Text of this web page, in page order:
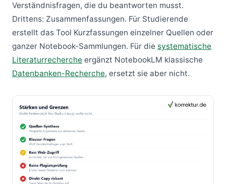
Verständnisfragen, die du beantworten musst.
Drittens: Zusammenfassungen. Für Studierende
erstellt das Tool Kurzfassungen einzelner Quellen oder
ganzer Notebook-Sammlungen. Für die systematische
Literaturrecherche ergänzt NotebookLM klassische
Datenbanken-Recherche, ersetzt sie aber nicht.